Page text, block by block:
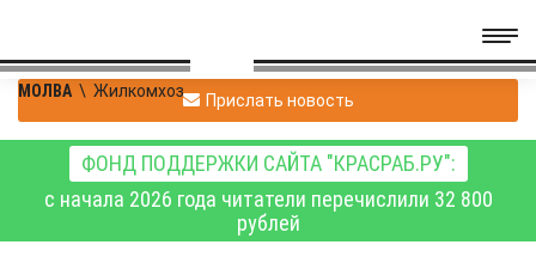
МОЛВА \ Жилкомхоз Прислать новость
ФОНД ПОДДЕРЖКИ САЙТА "КРАСРАБ.РУ":
с начала 2026 года читатели перечислили 32 800
рублей